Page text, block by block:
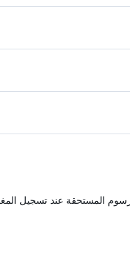
المستحقة عند تسجيل